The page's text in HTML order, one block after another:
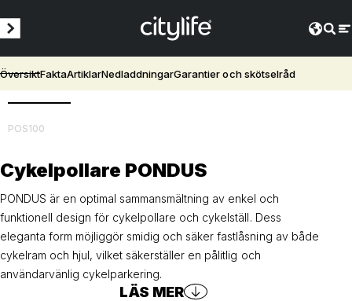
ÖversiktFaktaArtiklarNedladdningarGarantier och skötselråd
POS100
Cykelpollare PONDUS
PONDUS är en optimal sammansmältning av enkel och
funktionell design för cykelpollare och cykelställ. Dess
eleganta form möjliggör smidig och säker fastlåsning av både
cykelram och hjul, vilket säkerställer en pålitlig och
användarvänlig cykelparkering.
LÄS MER